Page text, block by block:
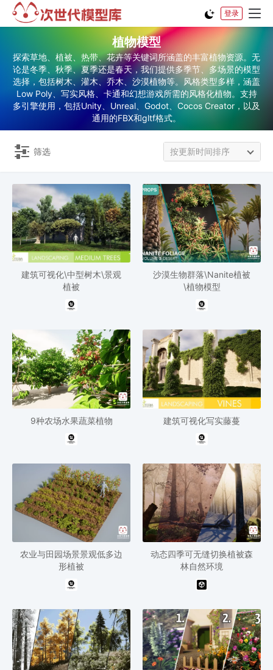
登录
植物模型
探索草地、植被、热带、花卉等关键词所涵盖的丰富植物资源。无
论是冬季、秋季、夏季还是春天，我们提供多季节、多场景的模型
选择，包括树木、灌木、乔木、沙漠植物等。风格类型多样，涵盖
Low Poly、写实风格、卡通和幻想游戏所需的风格化植物。支持
多引擎使用，包括Unity、Unreal、Godot、Cocos Creator，以及
通用的FBX和gltf格式。
筛选 按更新时间排序
建筑可视化\中型树木\景观
植被
沙漠生物群落\Nanite植被
\植物模型
9种农场水果蔬菜植物 建筑可视化写实藤蔓
农业与田园场景景观低多边
形植被
动态四季可无缝切换植被森
林自然环境